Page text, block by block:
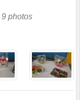
9 photos